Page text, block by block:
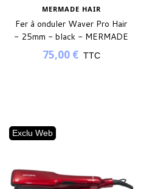
MERMADE HAIR
Fer à onduler Waver Pro Hair
- 25mm - black - MERMADE
75,00 € TTC
Exclu Web